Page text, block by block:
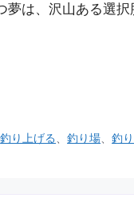
は、沢山ある選択
釣り上げる 、釣り場 、釣